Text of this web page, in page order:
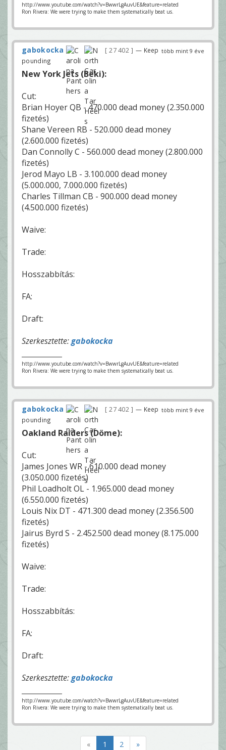
http://www.youtube.com/watch?v=BwwrLgAuvUE&feature=related
Ron Rivera: We were trying to make them systematically beat us.
több mint 9 éve
gabokocka 27 402
— Keep
pounding
New York Jets (Beki):
Cut:
Brian Hoyer QB - 470.000 dead money (2.350.000
fizetés)
Shane Vereen RB - 520.000 dead money
(2.600.000 fizetés)
Dan Connolly C - 560.000 dead money (2.800.000
fizetés)
Jerod Mayo LB - 3.100.000 dead money
(5.000.000, 7.000.000 fizetés)
Charles Tillman CB - 900.000 dead money
(4.500.000 fizetés)
Waive:
Trade:
Hosszabbítás:
FA:
Draft:
Szerkesztette:gabokocka
http://www.youtube.com/watch?v=BwwrLgAuvUE&feature=related
Ron Rivera: We were trying to make them systematically beat us.
több mint 9 éve
gabokocka 27 402
— Keep
pounding
Oakland Raiders (Döme):
Cut:
James Jones WR - 610.000 dead money
(3.050.000 fizetés)
Phil Loadholt OL - 1.965.000 dead money
(6.550.000 fizetés)
Louis Nix DT - 471.300 dead money (2.356.500
fizetés)
Jairus Byrd S - 2.452.500 dead money (8.175.000
fizetés)
Waive:
Trade:
Hosszabbítás:
FA:
Draft:
Szerkesztette:gabokocka
http://www.youtube.com/watch?v=BwwrLgAuvUE&feature=related
Ron Rivera: We were trying to make them systematically beat us.
« 1 2 »